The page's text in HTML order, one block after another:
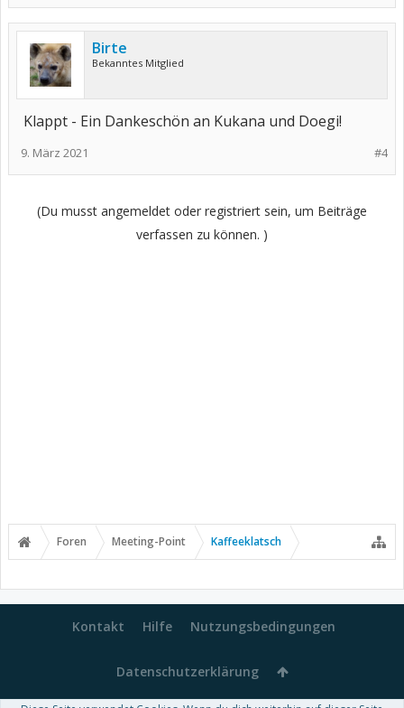
Birte
Bekanntes Mitglied
Klappt - Ein Dankeschön an Kukana und Doegi!
#4
9. März 2021
(Du musst angemeldet oder registriert sein, um Beiträge
verfassen zu können. )
Foren Meeting-Point Kaffeeklatsch
Kontakt Hilfe Nutzungsbedingungen
Datenschutzerklärung